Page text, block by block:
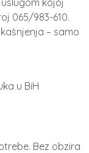
065/983-610.
– samo
Bez obzira